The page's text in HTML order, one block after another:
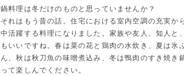
鍋料理は冬だけのものと思っていませんか？
それはもう昔の話。住宅における室内空調の充実か
中活躍する料理になりました。家族や友人、知人と
もいいですね。春は菜の花と鶏肉の水炊き、夏は氷
ん、秋は秋刀魚の味噌煮込み、冬は鴨肉のすき焼き
って楽しんでください。